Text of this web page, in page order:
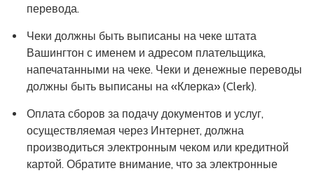
перевода.
Чеки должны быть выписаны на чеке штата
Вашингтон с именем и адресом плательщика,
напечатанными на чеке. Чеки и денежные переводы
должны быть выписаны на «Клерка» (Clerk).
Оплата сборов за подачу документов и услуг,
осуществляемая через Интернет, должна
производиться электронным чеком или кредитной
картой. Обратите внимание, что за электронные